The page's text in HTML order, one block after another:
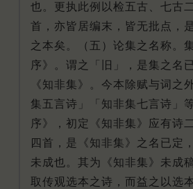
也。更执此例以检五古、七古
首，亦皆居编末，皆无批点，
之本矣。（五）论集之名称。
序》。谓之「旧」，是集之名
《知非集》。今本除赋与词之
集五言诗」「知非集七言诗」
序》，初定《知非集》应有诗
四首，是《知非集》之名已定
未成也。其为《知非集》未成
取传观选本之诗，而益之以选